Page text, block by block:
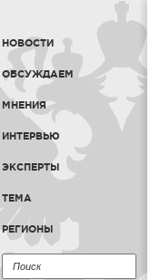
НОВОСТИ
ОБСУЖДАЕМ
МНЕНИЯ
ИНТЕРВЬЮ
ЭКСПЕРТЫ
ТЕМА
РЕГИОНЫ